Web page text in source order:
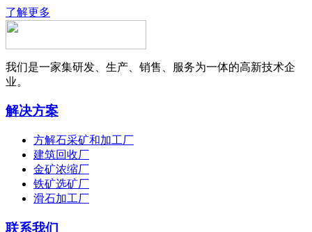
了解更多
我们是一家集研发、生产、销售、服务为一体的高新技术企
业。
解决方案
方解石采矿和加工厂
建筑回收厂
金矿浓缩厂
铁矿选矿厂
滑石加工厂
联系我们